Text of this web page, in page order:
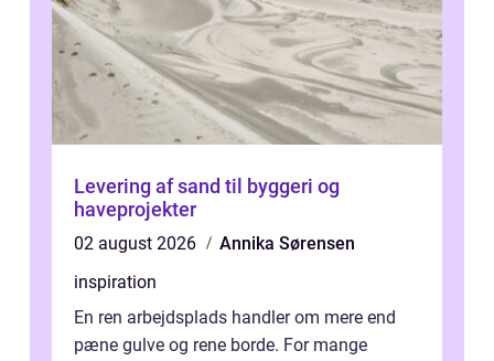
Levering af sand til byggeri og
haveprojekter
02 august 2026
Annika Sørensen
inspiration
En ren arbejdsplads handler om mere end
pæne gulve og rene borde. For mange